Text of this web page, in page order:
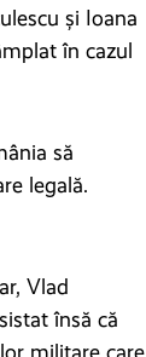
și Ioana
în cazul
să
legală.
Vlad
însă că